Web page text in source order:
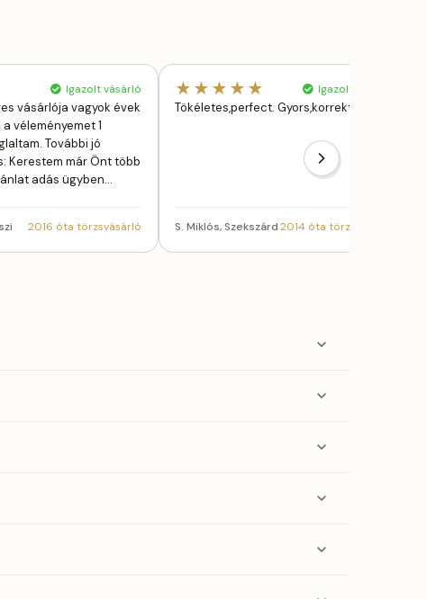
Igazolt vásárló
vásárlója vagyok évek
véleményemet 1
További jó
Kerestem már Önt több
adás ügyben…
2016 óta törzsvásárló
★★★★★ Igazolt vásárló
Tökéletes,perfect. Gyors,korrekt.
S. Miklós, Szekszárd 2014 óta törzsvásárló